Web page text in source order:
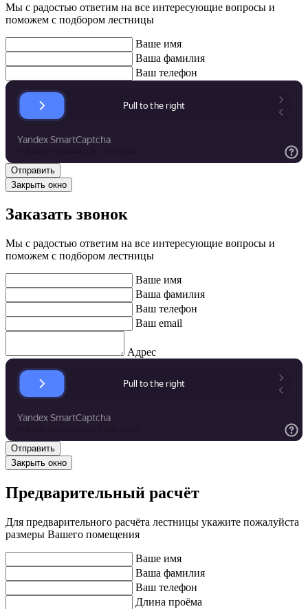
Мы с радостью ответим на все интересующие вопросы и
поможем с подбором лестницы
Ваше имя
Ваша фамилия
Ваш телефон
Закрыть окно
Заказать звонок
Мы с радостью ответим на все интересующие вопросы и
поможем с подбором лестницы
Ваше имя
Ваша фамилия
Ваш телефон
Ваш email
Адрес
Закрыть окно
Предварительный расчёт
Для предварительного расчёта лестницы укажите пожалуйста
размеры Вашего помещения
Ваше имя
Ваша фамилия
Ваш телефон
Длина проёма